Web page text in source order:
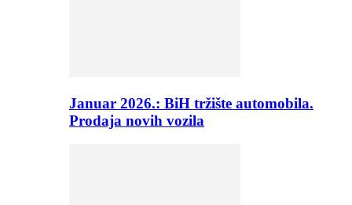
Januar 2026.: BiH tržište automobila.
Prodaja novih vozila